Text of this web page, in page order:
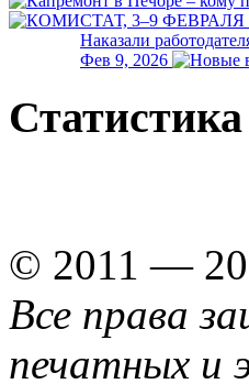
Наказали
Фев 9, 2026
Статистика
© 2011 —
Все права
печатных и